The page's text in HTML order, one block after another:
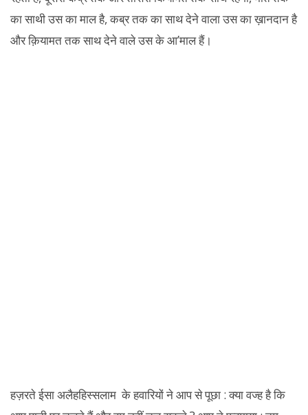
का साथी उस का माल है, कब्र तक का साथ देने वाला उस का ख़ानदान है
और क़ियामत तक साथ देने वाले उस के आ’माल हैं।
हज़रते ईसा अलैहहिस्सलाम के हवारियों ने आप से पूछा : क्या वज्ह है कि